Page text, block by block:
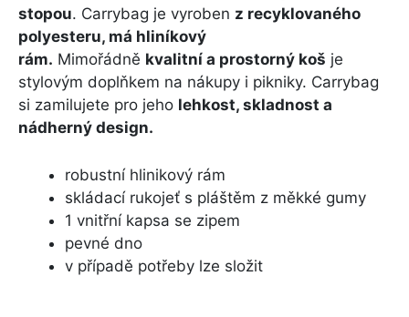
stopou. Carrybag je vyroben z recyklovaného
polyesteru, má hliníkový
rám. Mimořádně kvalitní a prostorný koš je
stylovým doplňkem na nákupy i pikniky. Carrybag
si zamilujete pro jeho lehkost, skladnost a
nádherný design.
robustní hlinikový rám
skládací rukojeť s pláštěm z měkké gumy
1 vnitřní kapsa se zipem
pevné dno
v případě potřeby lze složit